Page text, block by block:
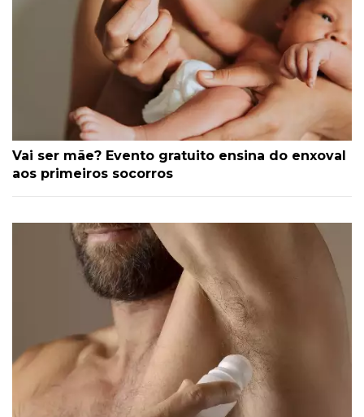
Vai ser mãe? Evento gratuito ensina do enxoval
aos primeiros socorros